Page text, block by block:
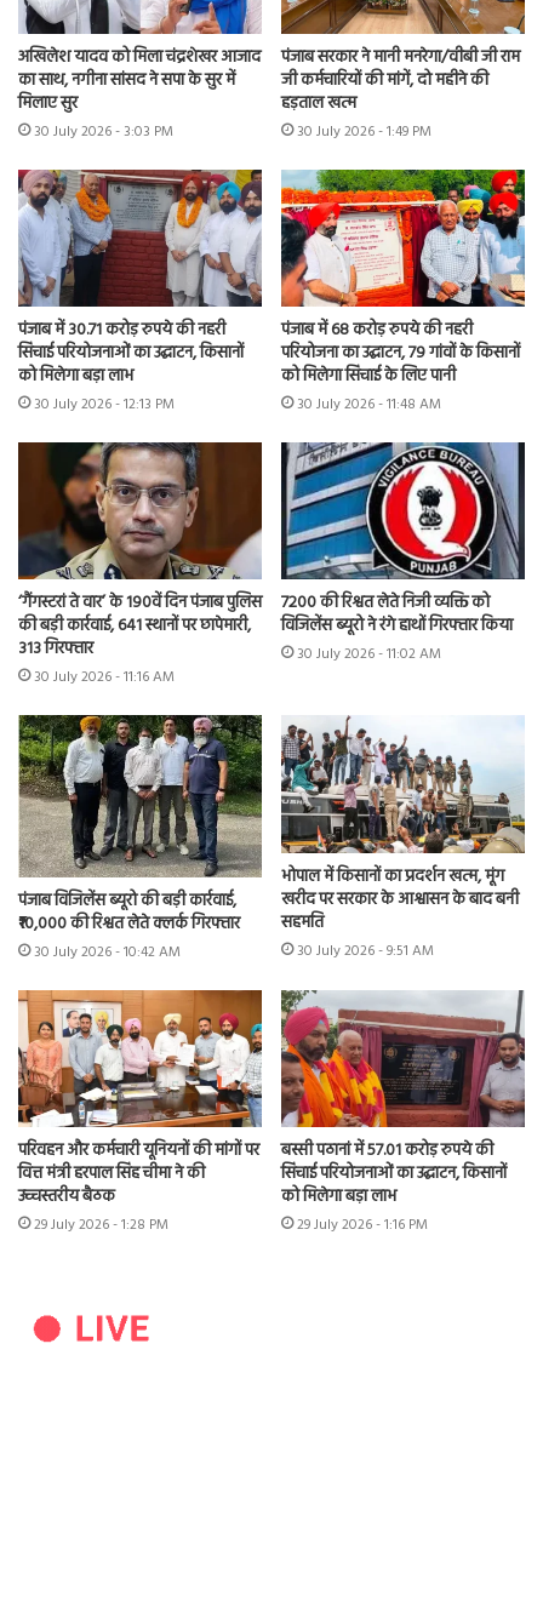
अखिलेश यादव को मिला चंद्रशेखर आजाद
का साथ, नगीना सांसद ने सपा के सुर में
मिलाए सुर
30 July 2026 - 3:03 PM
पंजाब सरकार ने मानी मनरेगा/वीबी जी राम
जी कर्मचारियों की मांगें, दो महीने की
हड़ताल खत्म
30 July 2026 - 1:49 PM
पंजाब में 30.71 करोड़ रुपये की नहरी
सिंचाई परियोजनाओं का उद्घाटन, किसानों
को मिलेगा बड़ा लाभ
30 July 2026 - 12:13 PM
पंजाब में 68 करोड़ रुपये की नहरी
परियोजना का उद्घाटन, 79 गांवों के किसानों
को मिलेगा सिंचाई के लिए पानी
30 July 2026 - 11:48 AM
‘गैंगस्टरां ते वार’ के 190वें दिन पंजाब पुलिस
की बड़ी कार्रवाई, 641 स्थानों पर छापेमारी,
313 गिरफ्तार
30 July 2026 - 11:16 AM
7200 की रिश्वत लेते निजी व्यक्ति को
विजिलेंस ब्यूरो ने रंगे हाथों गिरफ्तार किया
30 July 2026 - 11:02 AM
पंजाब विजिलेंस ब्यूरो की बड़ी कार्रवाई,
₹10,000 की रिश्वत लेते क्लर्क गिरफ्तार
30 July 2026 - 10:42 AM
भोपाल में किसानों का प्रदर्शन खत्म, मूंग
खरीद पर सरकार के आश्वासन के बाद बनी
सहमति
30 July 2026 - 9:51 AM
परिवहन और कर्मचारी यूनियनों की मांगों पर
वित्त मंत्री हरपाल सिंह चीमा ने की
उच्चस्तरीय बैठक
29 July 2026 - 1:28 PM
बस्सी पठानां में 57.01 करोड़ रुपये की
सिंचाई परियोजनाओं का उद्घाटन, किसानों
को मिलेगा बड़ा लाभ
29 July 2026 - 1:16 PM